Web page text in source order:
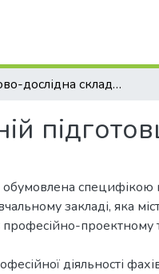
Науково-дослідна складова у комплексній підготовці архітекторів
обумовлена специфікою
закладі, яка
професійно-проектному
діяльності